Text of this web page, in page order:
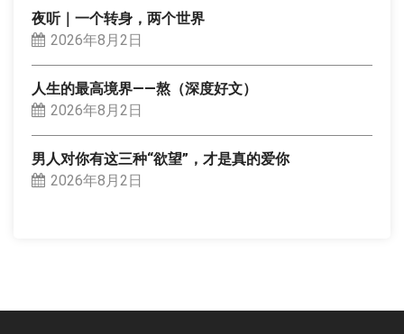
夜听｜一个转身，两个世界
2026年8月2日
人生的最高境界——熬（深度好文）
2026年8月2日
男人对你有这三种“欲望”，才是真的爱你
2026年8月2日